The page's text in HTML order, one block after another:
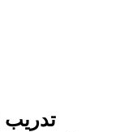
تدريب